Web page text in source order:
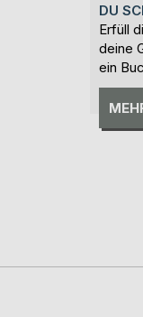
DU
Erfüll
deine
ein